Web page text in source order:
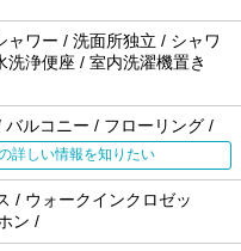
ャワー / 洗面所独立 / シャワ
洗浄便座 / 室内洗濯機置き
ルコニー / フローリング /
詳しい情報を知りたい
/ ウォークインクロゼッ
ン /